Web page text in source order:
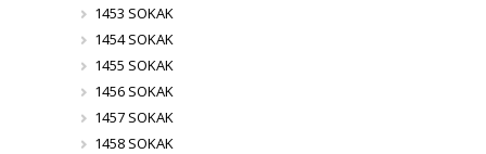
1453 SOKAK
1454 SOKAK
1455 SOKAK
1456 SOKAK
1457 SOKAK
1458 SOKAK